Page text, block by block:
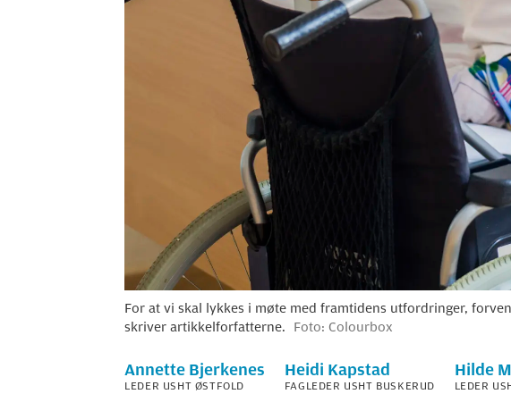
For at vi skal lykkes i møte med framtidens utfordringer,
skriver artikkelforfatterne.
Foto: Colourbox
Annette Bjerkenes
LEDER USHT ØSTFOLD
Heidi Kapstad
FAGLEDER USHT BUSKERUD
Hilde
LEDER